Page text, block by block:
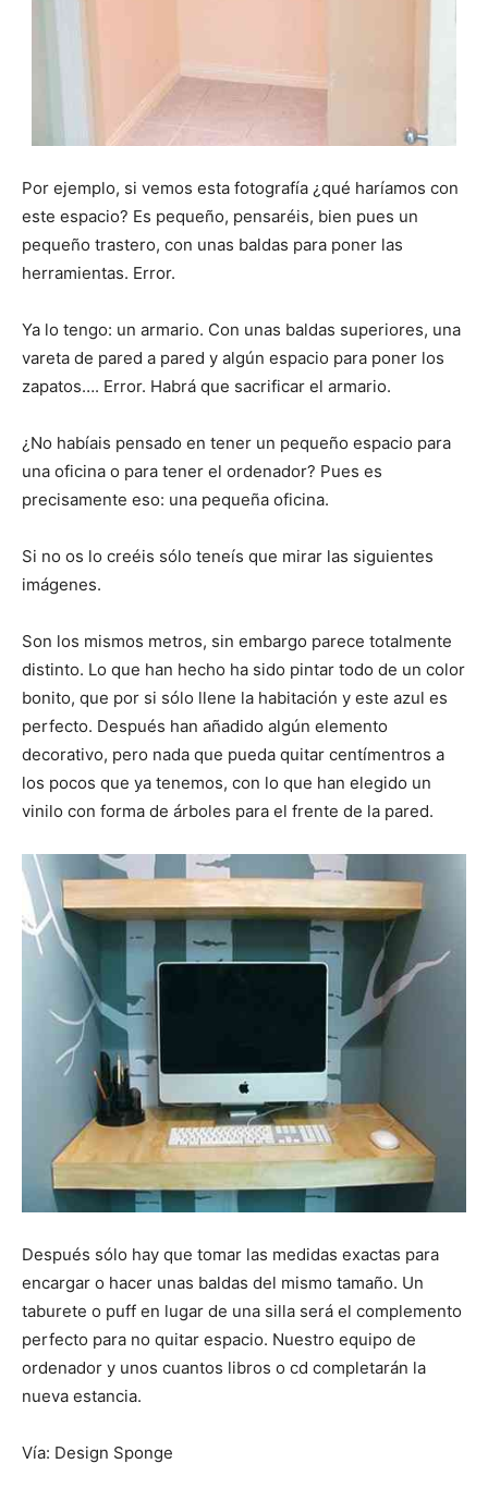
Por ejemplo, si vemos esta fotografía ¿qué haríamos con
este espacio? Es pequeño, pensaréis, bien pues un
pequeño trastero, con unas baldas para poner las
herramientas. Error.
Ya lo tengo: un armario. Con unas baldas superiores, una
vareta de pared a pared y algún espacio para poner los
zapatos…. Error. Habrá que sacrificar el armario.
¿No habíais pensado en tener un pequeño espacio para
una oficina o para tener el ordenador? Pues es
precisamente eso: una pequeña oficina.
Si no os lo creéis sólo teneís que mirar las siguientes
imágenes.
Son los mismos metros, sin embargo parece totalmente
distinto. Lo que han hecho ha sido pintar todo de un color
bonito, que por si sólo llene la habitación y este azul es
perfecto. Después han añadido algún elemento
decorativo, pero nada que pueda quitar centímentros a
los pocos que ya tenemos, con lo que han elegido un
vinilo con forma de árboles para el frente de la pared.
Después sólo hay que tomar las medidas exactas para
encargar o hacer unas baldas del mismo tamaño. Un
taburete o puff en lugar de una silla será el complemento
perfecto para no quitar espacio. Nuestro equipo de
ordenador y unos cuantos libros o cd completarán la
nueva estancia.
Vía: Design Sponge